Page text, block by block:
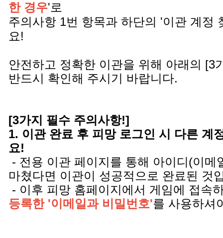
한 경우'로
주의사항 1번 항목과 하단의 '이관 계정
요!
안전하고 정확한 이관을 위해 아래의 [3
반드시 확인해 주시기 바랍니다.
[3가지 필수 주의사항!]
1. 이관 완료 후 피망 로그인 시 다른 계
요!
- 전용 이관 페이지를 통해 아이디(이메
마쳤다면 이관이 성공적으로 완료된 것
- 이후 피망 홈페이지에서 게임에 접속
등록한 '이메일과 비밀번호'를 사용하셔